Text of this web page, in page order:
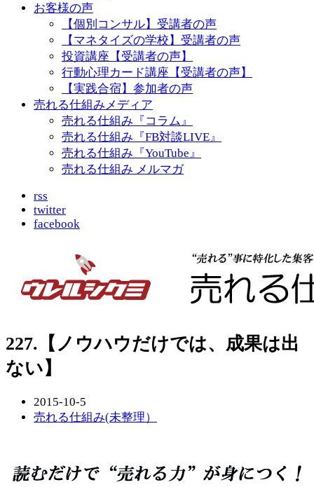
お客様の声
【個別コンサル】受講者の声
【マネタイズの学校】受講者の声
投資講座【受講者の声】
行動心理カード講座【受講者の声】
【実践合宿】参加者の声
売れる仕組みメディア
売れる仕組み『コラム』
売れる仕組み『FB対談LIVE』
売れる仕組み『YouTube』
売れる仕組み メルマガ
rss
twitter
facebook
227.【ノウハウだけでは、成果は出
ない】
2015-10-5
売れる仕組み(未整理）